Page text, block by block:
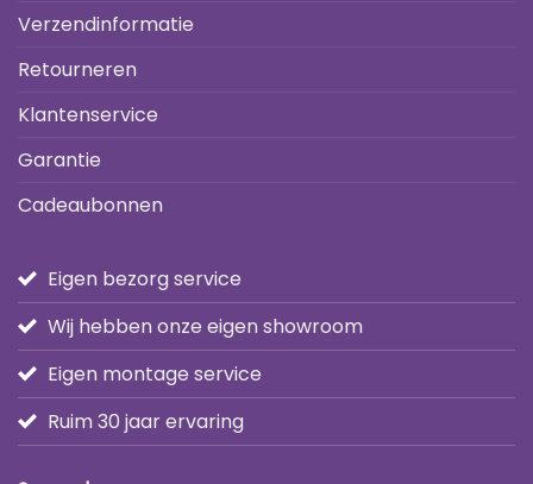
Verzendinformatie
Retourneren
Klantenservice
Garantie
Cadeaubonnen
Eigen bezorg service
Wij hebben onze eigen showroom
Eigen montage service
Ruim 30 jaar ervaring